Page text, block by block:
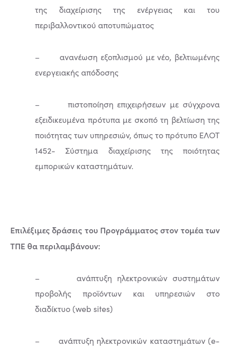
της διαχείρισης της ενέργειας και του
περιβαλλοντικού αποτυπώματος
– ανανέωση εξοπλισμού με νέο, βελτιωμένης
ενεργειακής απόδοσης
– πιστοποίηση επιχειρήσεων με σύγχρονα
εξειδικευμένα πρότυπα με σκοπό τη βελτίωση της
ποιότητας των υπηρεσιών, όπως το πρότυπο ΕΛΟΤ
1452- Σύστημα διαχείρισης της ποιότητας
εμπορικών καταστημάτων.
Επιλέξιμες δράσεις του Προγράμματος στον τομέα των
ΤΠΕ θα περιλαμβάνουν:
– ανάπτυξη ηλεκτρονικών συστημάτων
προβολής προϊόντων και υπηρεσιών στο
διαδίκτυο (web sites)
– ανάπτυξη ηλεκτρονικών καταστημάτων (e-